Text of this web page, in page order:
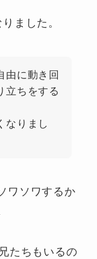
ました。
由に動き回
立ちをする
なりまし
ワソワするか
たちもいるの